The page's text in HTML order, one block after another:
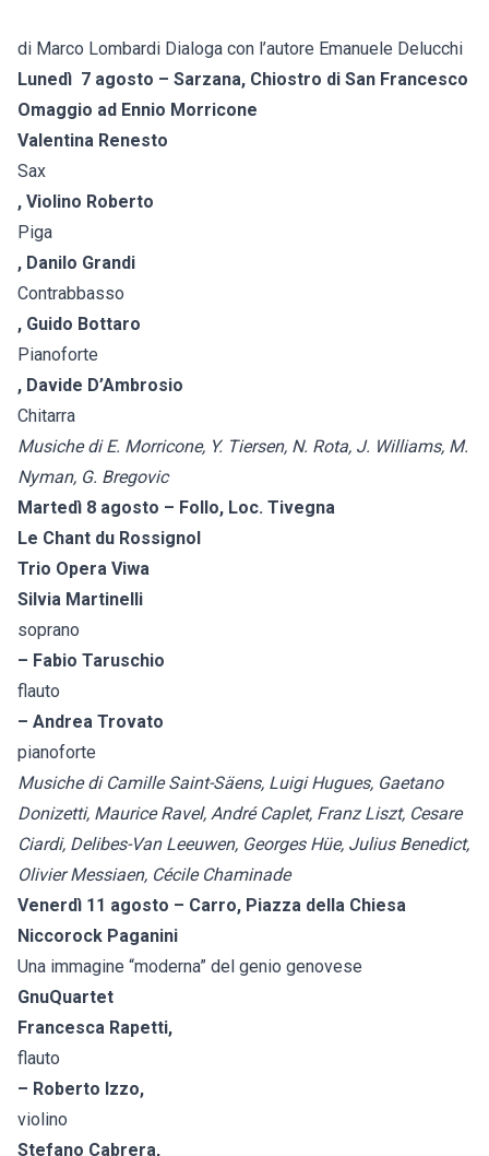
di Marco Lombardi Dialoga con l’autore Emanuele Delucchi
Lunedì 7 agosto – Sarzana, Chiostro di San Francesco
Omaggio ad Ennio Morricone
Valentina Renesto
Sax
, Violino Roberto
Piga
, Danilo Grandi
Contrabbasso
, Guido Bottaro
Pianoforte
, Davide D’Ambrosio
Chitarra
Musiche di E. Morricone, Y. Tiersen, N. Rota, J. Williams, M.
Nyman, G. Bregovic
Martedì 8 agosto – Follo, Loc. Tivegna
Le Chant du Rossignol
Trio Opera Viwa
Silvia Martinelli
soprano
– Fabio Taruschio
flauto
– Andrea Trovato
pianoforte
Musiche di Camille Saint-Säens, Luigi Hugues, Gaetano
Donizetti, Maurice Ravel, André Caplet, Franz Liszt, Cesare
Ciardi, Delibes-Van Leeuwen, Georges Hüe, Julius Benedict,
Olivier Messiaen, Cécile Chaminade
Venerdì 11 agosto – Carro, Piazza della Chiesa
Niccorock Paganini
Una immagine “moderna” del genio genovese
GnuQuartet
Francesca Rapetti,
flauto
– Roberto Izzo,
violino
Stefano Cabrera,